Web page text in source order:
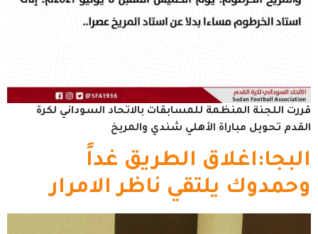
قررت اللجنة المنظمة للمسابقات بالاتحاد السوداني لكرة
القدم تحويل مباراة الأهلي شندي والمريخ
البجا:اغلاق الطريق غداً
وحمدوك يلتقي ناظر الامرار